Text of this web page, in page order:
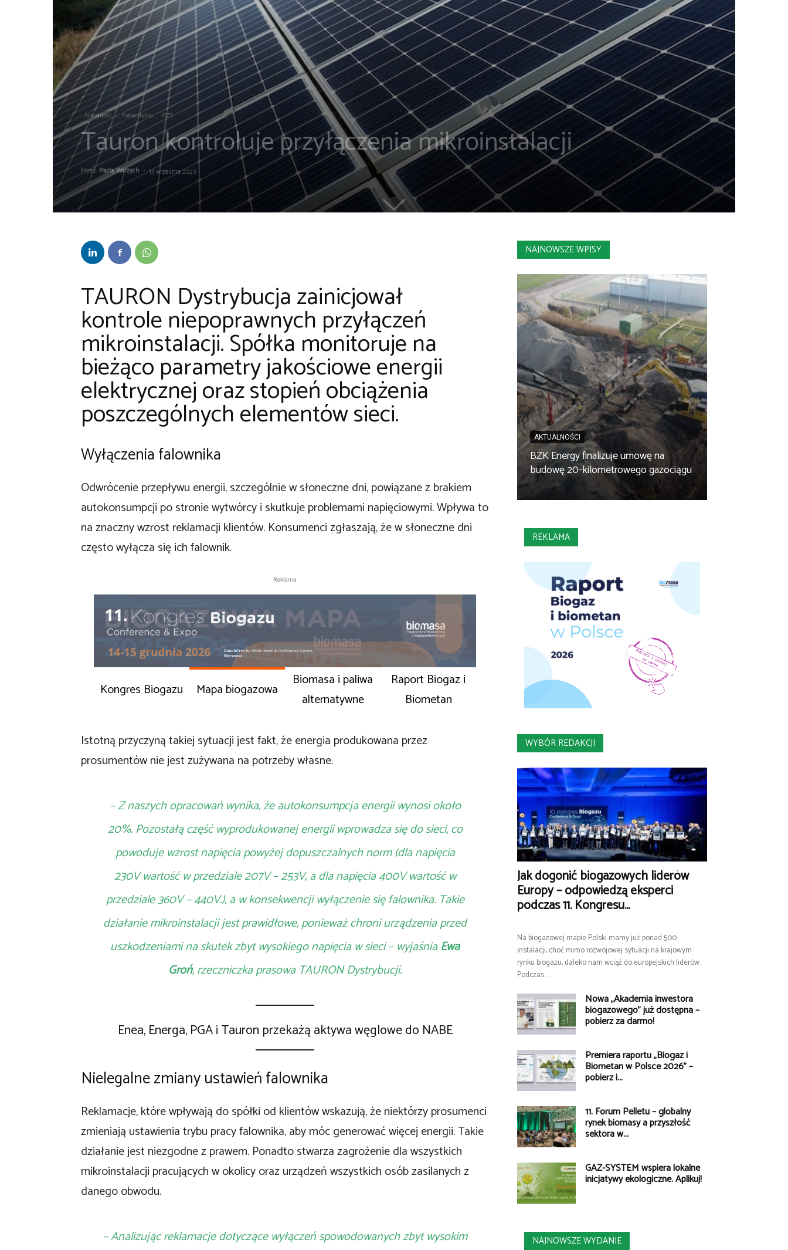
Aktualności Fotowoltaika OZE
Tauron kontroluje przyłączenia mikroinstalacji
Przez Marta Warzych - 13 września 2023
TAURON Dystrybucja zainicjował
kontrole niepoprawnych przyłączeń
mikroinstalacji. Spółka monitoruje na
bieżąco parametry jakościowe energii
elektrycznej oraz stopień obciążenia
poszczególnych elementów sieci.
Wyłączenia falownika
Odwrócenie przepływu energii, szczególnie w słoneczne dni, powiązane z brakiem
autokonsumpcji po stronie wytwórcy i skutkuje problemami napięciowymi. Wpływa to
na znaczny wzrost reklamacji klientów. Konsumenci zgłaszają, że w słoneczne dni
często wyłącza się ich falownik.
Reklama
Kongres Biogazu Mapa biogazowa
Biomasa i paliwa
alternatywne
Raport Biogaz i
Biometan
Istotną przyczyną takiej sytuacji jest fakt, że energia produkowana przez
prosumentów nie jest zużywana na potrzeby własne.
– Z naszych opracowań wynika, że autokonsumpcja energii wynosi około
20%. Pozostałą część wyprodukowanej energii wprowadza się do sieci, co
powoduje wzrost napięcia powyżej dopuszczalnych norm (dla napięcia
230V wartość w przedziale 207V – 253V, a dla napięcia 400V wartość w
przedziale 360V – 440V.), a w konsekwencji wyłączenie się falownika. Takie
działanie mikroinstalacji jest prawidłowe, ponieważ chroni urządzenia przed
uszkodzeniami na skutek zbyt wysokiego napięcia w sieci – wyjaśniaEwa
Groń, rzeczniczka prasowa TAURON Dystrybucji.
Enea, Energa, PGA i Tauron przekażą aktywa węglowe do NABE
Nielegalne zmiany ustawień falownika
Reklamacje, które wpływają do spółki od klientów wskazują, że niektórzy prosumenci
zmieniają ustawienia trybu pracy falownika, aby móc generować więcej energii. Takie
działanie jest niezgodne z prawem. Ponadto stwarza zagrożenie dla wszystkich
mikroinstalacji pracujących w okolicy oraz urządzeń wszystkich osób zasilanych z
danego obwodu.
– Analizując reklamacje dotyczące wyłączeń spowodowanych zbyt wysokim
NAJNOWSZE WPISY
AKTUALNOŚCI
BZK Energy finalizuje umowę na
budowę 20-kilometrowego gazociągu
REKLAMA
WYBÓR REDAKCJI
Jak dogonić biogazowych liderów
Europy – odpowiedzą eksperci
podczas 11. Kongresu...
Na biogazowej mapie Polski mamy już ponad 500
instalacji, choć mimo rozwojowej sytuacji na krajowym
rynku biogazu, daleko nam wciąż do europejskich liderów.
Podczas...
Nowa „Akademia inwestora
biogazowego” już dostępna –
pobierz za darmo!
Premiera raportu „Biogaz i
Biometan w Polsce 2026” –
pobierz i...
11. Forum Pelletu – globalny
rynek biomasy a przyszłość
sektora w...
GAZ-SYSTEM wspiera lokalne
inicjatywy ekologiczne. Aplikuj!
NAJNOWSZE WYDANIE